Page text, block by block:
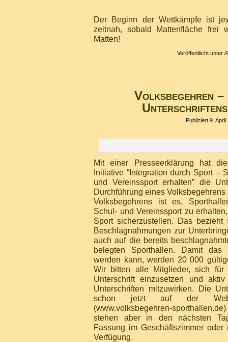
Der Beginn der Wettkämpfe ist
zeitnah, sobald Mattenfläche frei
Matten!
Veröffentlicht unter
Volksbegehren
Publiziert 9. April
Mit einer Presseerklärung hat
Initiative “Integration durch Sport –
und Vereinssport erhalten” die
Durchführung eines
Volksbegehrens ist es,
Schul- und Vereinssport zu
Sport sicherzustellen. Das
Beschlagnahmungen zur
auch auf die bereits
belegten Sporthallen. Damit das
werden kann, werden 20 000
Wir bitten alle Mitglieder, sich
Unterschrift einzusetzen und
Unterschriften mitzuwirken. Die
schon jetzt auf der
(www.volksbegehren-sporthallen.de)
stehen aber in den nächsten
Fassung im Geschäftszimmer
Verfügung.